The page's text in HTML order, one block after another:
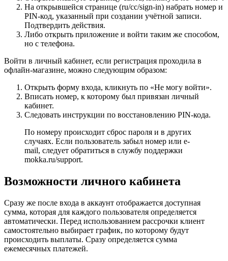
На открывшейся странице (ru/cc/sign-in) набрать номер и
PIN-код, указанный при создании учётной записи.
Подтвердить действия.
Либо открыть приложение и войти таким же способом,
но с телефона.
Войти в личный кабинет, если регистрация проходила в
офлайн-магазине, можно следующим образом:
Открыть форму входа, кликнуть по «Не могу войти».
Вписать номер, к которому был привязан личный
кабинет.
Следовать инструкции по восстановлению PIN-кода.
По номеру происходит сброс пароля и в других
случаях. Если пользователь забыл номер или e-
mail, следует обратиться в службу поддержки
mokka.ru/support.
Возможности личного кабинета
Сразу же после входа в аккаунт отображается доступная
сумма, которая для каждого пользователя определяется
автоматически. Перед использованием рассрочки клиент
самостоятельно выбирает график, по которому будут
происходить выплаты. Сразу определяется сумма
ежемесячных платежей.